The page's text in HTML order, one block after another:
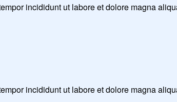
incididunt ut labore et dolore magna
incididunt ut labore et dolore magna